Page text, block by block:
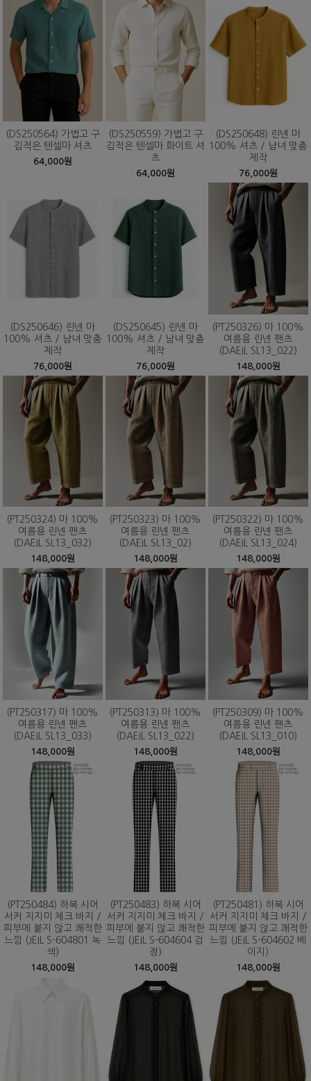
(DS250564) 가볍고 구
김적은 텐셀마 셔츠
64,000원
(DS250559) 가볍고 구
김적은 텐셀마 화이트 셔
츠
64,000원
(DS250648) 린넨 마
100% 셔츠 / 남녀 맞춤
제작
76,000원
(DS250646) 린넨 마
100% 셔츠 / 남녀 맞춤
제작
76,000원
(DS250645) 린넨 마
100% 셔츠 / 남녀 맞춤
제작
76,000원
(PT250326) 마 100%
여름용 린넨 팬츠
(DAEIL SL13_022)
148,000원
(PT250324) 마 100%
여름용 린넨 팬츠
(DAEIL SL13_032)
148,000원
(PT250323) 마 100%
여름용 린넨 팬츠
(DAEIL SL13_02)
148,000원
(PT250322) 마 100%
여름용 린넨 팬츠
(DAEIL SL13_024)
148,000원
(PT250317) 마 100%
여름용 린넨 팬츠
(DAEIL SL13_033)
148,000원
(PT250313) 마 100%
여름용 린넨 팬츠
(DAEIL SL13_022)
148,000원
(PT250309) 마 100%
여름용 린넨 팬츠
(DAEIL SL13_010)
148,000원
(PT250484) 하복 시어
서커 지지미 체크 바지 /
피부에 붙지 않고 쾌적한
느낌 (JEIL S-604801 녹
색)
148,000원
(PT250483) 하복 시어
서커 지지미 체크 바지 /
피부에 붙지 않고 쾌적한
느낌 (JEIL S-604604 검
정)
148,000원
(PT250481) 하복 시어
서커 지지미 체크 바지 /
피부에 붙지 않고 쾌적한
느낌 (JEIL S-604602 베
이지)
148,000원